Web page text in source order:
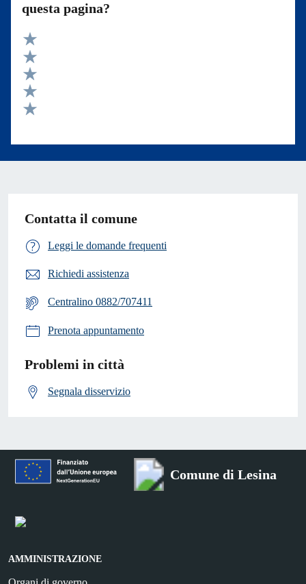
questa pagina?
Valuta 5 stelle su 5
Valuta 4 stelle su 5
Valuta 3 stelle su 5
Valuta 2 stelle su 5
Contatta il comune
Leggi le domande frequenti
Richiedi assistenza
Centralino 0882/707411
Prenota appuntamento
Problemi in città
Segnala disservizio
Comune di Lesina
AMMINISTRAZIONE